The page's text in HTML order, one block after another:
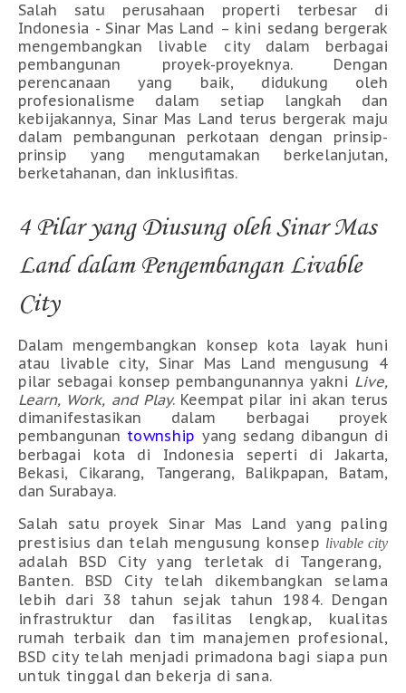
Salah satu perusahaan properti terbesar di
Indonesia - Sinar Mas Land – kini sedang bergerak
mengembangkan livable city dalam berbagai
pembangunan proyek-proyeknya. Dengan
perencanaan yang baik, didukung oleh
profesionalisme dalam setiap langkah dan
kebijakannya, Sinar Mas Land terus bergerak maju
dalam pembangunan perkotaan dengan prinsip-
prinsip yang mengutamakan berkelanjutan,
berketahanan, dan inklusifitas.
4 Pilar yang Diusung oleh Sinar Mas
Land dalam Pengembangan Livable
City
Dalam mengembangkan konsep kota layak huni
atau livable city, Sinar Mas Land mengusung 4
pilar sebagai konsep pembangunannya yakni Live,
Learn, Work, and Play. Keempat pilar ini akan terus
dimanifestasikan dalam berbagai proyek
pembangunan township yang sedang dibangun di
berbagai kota di Indonesia seperti di Jakarta,
Bekasi, Cikarang, Tangerang, Balikpapan, Batam,
dan Surabaya.
Salah satu proyek Sinar Mas Land yang paling
prestisius dan telah mengusung konsep livable city
adalah BSD City yang terletak di Tangerang,
Banten. BSD City telah dikembangkan selama
lebih dari 38 tahun sejak tahun 1984. Dengan
infrastruktur dan fasilitas lengkap, kualitas
rumah terbaik dan tim manajemen profesional,
BSD city telah menjadi primadona bagi siapa pun
untuk tinggal dan bekerja di sana.